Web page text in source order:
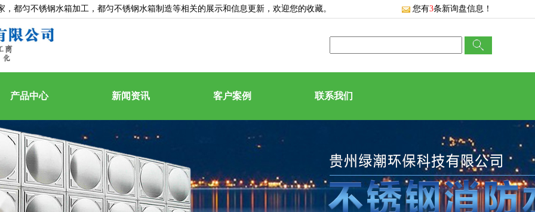
，都匀不锈钢水箱加工，都匀不锈钢水箱制造等相关的展示和信息更新，欢迎您的收藏。 您有3条新询盘信息！
产品中心 新闻资讯 客户案例 联系我们